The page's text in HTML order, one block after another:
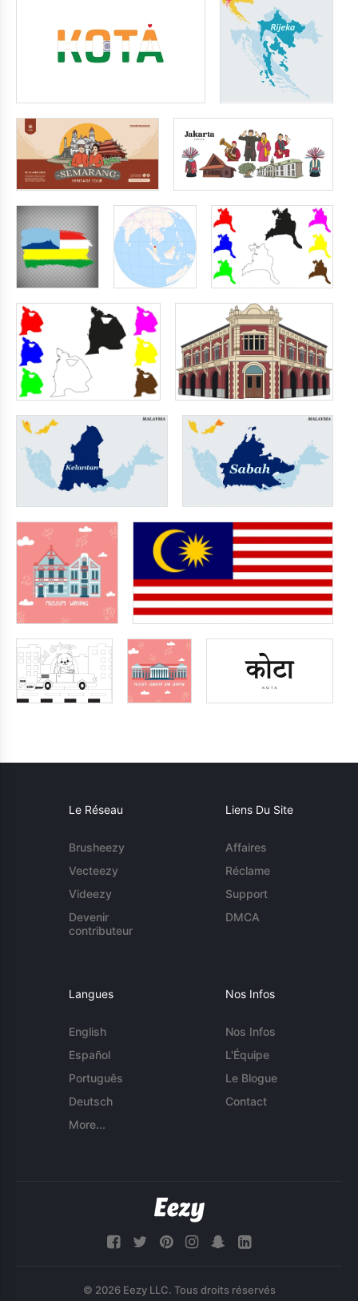
Le Réseau
Brusheezy
Vecteezy
Videezy
Devenir
contributeur
Liens Du Site
Affaires
Réclame
Support
DMCA
Langues
English
Español
Português
Deutsch
More...
Nos Infos
Nos Infos
L'Équipe
Le Blogue
Contact
© 2026 Eezy LLC. Tous droits réservés